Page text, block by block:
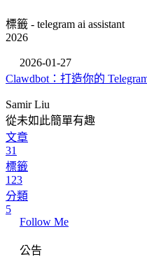
標籤 - telegram ai assistant
2026
2026-01-27
Clawdbot：打造你的
Samir Liu
從未如此簡單有趣
文章
31
標籤
123
分類
5
Follow Me
公告